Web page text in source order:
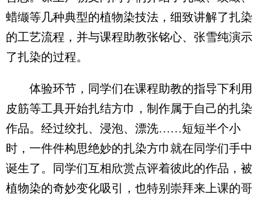
蜡缬等几种典型的植物染技法，细致讲解了扎染
的工艺流程，并与课程助教张铭心、张雪纯演示
了扎染的过程。
体验环节，同学们在课程助教的指导下利用
皮筋等工具开始扎结方巾，制作属于自己的扎染
作品。经过绞扎、浸泡、漂洗……短短半个小
时，一件件构思绝妙的扎染方巾就在同学们手中
诞生了。同学们互相欣赏点评着彼此的作品，被
植物染的奇妙变化吸引，也特别崇拜来上课的哥